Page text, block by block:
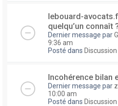
lebouard-
quelqu’un connaît
Dernier message par
9:36 am
Posté dans
Incohérence bilan
Dernier message par
10:00 am
Posté dans